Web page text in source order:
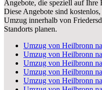
Angebote, die speziell auf Ihre
Diese Angebote sind
Umzug innerhalb von
Standorts planen.
Umzug von Heilbronn
Umzug von Heilbronn
Umzug von Heilbronn
Umzug von Heilbronn
Umzug von Heilbronn